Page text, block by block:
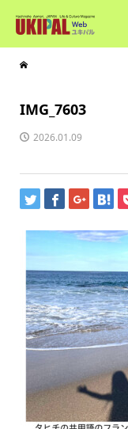
IMG_7603
2026.01.09